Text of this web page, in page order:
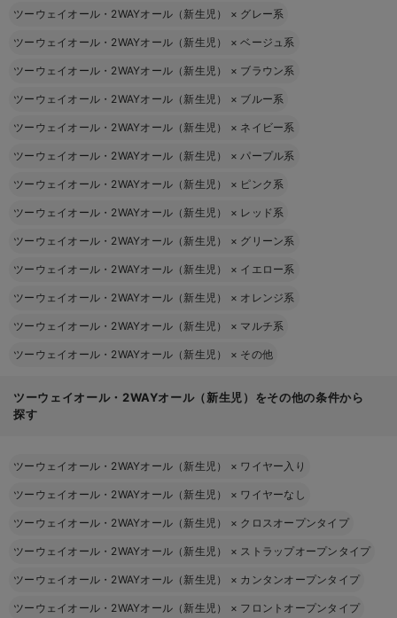
ツーウェイオール・2WAYオール（新生児） × グレー系
ツーウェイオール・2WAYオール（新生児） ×ベージュ系
ツーウェイオール・2WAYオール（新生児） × ブラウン系
ツーウェイオール・2WAYオール（新生児） × ブルー系
ツーウェイオール・2WAYオール（新生児） × ネイビー系
ツーウェイオール・2WAYオール（新生児） ×パープル系
ツーウェイオール・2WAYオール（新生児） × ピンク系
ツーウェイオール・2WAYオール（新生児） × レッド系
ツーウェイオール・2WAYオール（新生児） × グリーン系
ツーウェイオール・2WAYオール（新生児） × イエロー系
ツーウェイオール・2WAYオール（新生児） × オレンジ系
ツーウェイオール・2WAYオール（新生児） × マルチ系
ツーウェイオール・2WAYオール（新生児） × その他
ツーウェイオール・2WAYオール（新生児）をその他の条件から
探す
ツーウェイオール・2WAYオール（新生児） × ワイヤー入り
ツーウェイオール・2WAYオール（新生児） × ワイヤーなし
ツーウェイオール・2WAYオール（新生児） × クロスオープンタイプ
ツーウェイオール・2WAYオール（新生児） × ストラップオープンタイプ
ツーウェイオール・2WAYオール（新生児） × カンタンオープンタイプ
ツーウェイオール・2WAYオール（新生児） × フロントオープンタイプ